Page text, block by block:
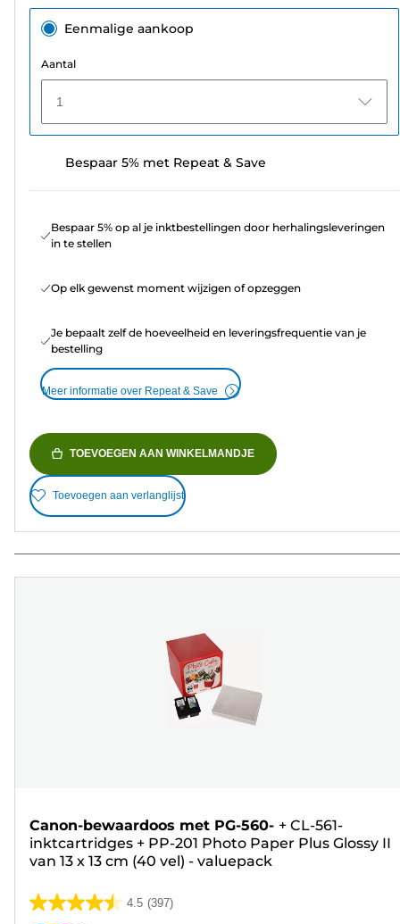
Eenmalige aankoop
Aantal
1
Bespaar 5% met Repeat & Save
Bespaar 5% op al je inktbestellingen door herhalingsleveringen
in te stellen
Op elk gewenst moment wijzigen of opzeggen
Je bepaalt zelf de hoeveelheid en leveringsfrequentie van je
bestelling
Meer informatie over Repeat & Save
TOEVOEGEN AAN WINKELMANDJE
Toevoegen aan verlanglijst
Canon-bewaardoos met PG-560- + CL-561-
inktcartridges + PP-201 Photo Paper Plus Glossy II
van 13 x 13 cm (40 vel) - valuepack
4.5 (397)
4.5